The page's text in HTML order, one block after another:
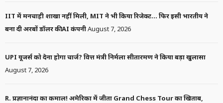
IIT में मनचाही शाखा नहीं मिली, MIT ने भी किया रिजेक्ट… फिर इसी भारतीय ने
बना दी अरबों डॉलर की AI कंपनीAugust 7, 2026
UPI यूजर्स को देना होगा चार्ज? वित्त मंत्री निर्मला सीतारमण ने किया बड़ा खुलासा
August 7, 2026
R. प्रज्ञानानंदा का कमाल! अमेरिका में जीता Grand Chess Tour का खिताब,